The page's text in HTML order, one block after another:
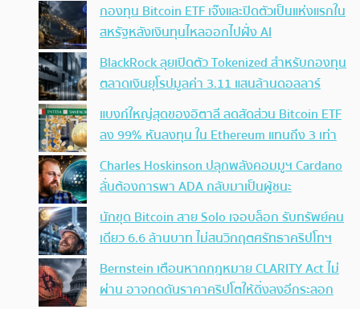
กองทุน Bitcoin ETF เจ๊งและปิดตัวเป็นแห่งแรกใน
สหรัฐหลังเงินทุนไหลออกไปฝั่ง AI
BlackRock ลุยเปิดตัว Tokenized สำหรับกองทุน
ตลาดเงินยุโรปมูลค่า 3.11 แสนล้านดอลลาร์
แบงก์ใหญ่สุดของอิตาลี ลดสัดส่วน Bitcoin ETF
ลง 99% หันลงทุน ใน Ethereum แทนถึง 3 เท่า
Charles Hoskinson ปลุกพลังคอมมูฯ Cardano
ลั่นต้องการพา ADA กลับมาเป็นผู้ชนะ
นักขุด Bitcoin สาย Solo เจอบล็อก รับทรัพย์คน
เดียว 6.6 ล้านบาท ไม่สนวิกฤตศรัทธาคริปโทฯ
Bernstein เตือนหากกฎหมาย CLARITY Act ไม่
ผ่าน อาจกดดันราคาคริปโตให้ดิ่งลงอีกระลอก